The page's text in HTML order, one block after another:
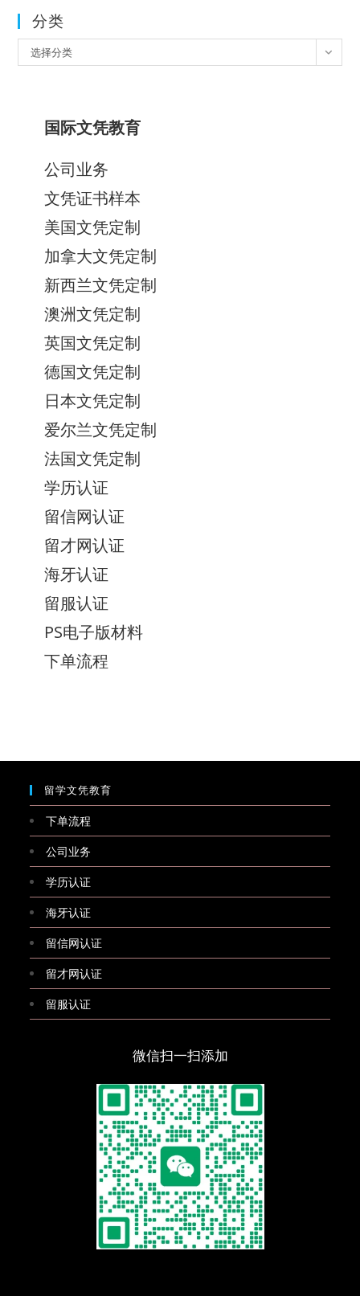
分类
类
选择分类
国际文凭教育
公司业务
文凭证书样本
美国文凭定制
加拿大文凭定制
新西兰文凭定制
澳洲文凭定制
英国文凭定制
德国文凭定制
日本文凭定制
爱尔兰文凭定制
法国文凭定制
学历认证
留信网认证
留才网认证
海牙认证
留服认证
PS电子版材料
下单流程
留学文凭教育
下单流程
公司业务
学历认证
海牙认证
留信网认证
留才网认证
留服认证
微信扫一扫添加